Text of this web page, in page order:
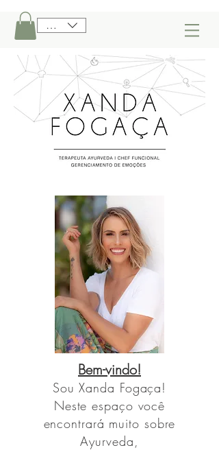
BRL (R$)
Bem-vindo!
Sou Xanda Fogaça!
Neste espaço você
encontrará muito sobre
Ayurveda,